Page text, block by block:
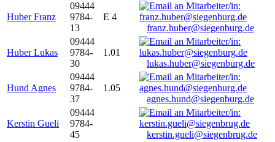
Huber Franz
09444
9784-
13
E 4
franz.huber@siegenburg.de
Huber Lukas
09444
9784-
30
1.01
lukas.huber@siegenburg.de
Hund Agnes
09444
9784-
37
1.05
agnes.hund@siegenburg.de
Kerstin Gueli
09444
9784-
45
kerstin.gueli@siegenbrug.de